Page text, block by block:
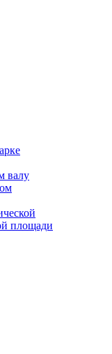
валу
площади